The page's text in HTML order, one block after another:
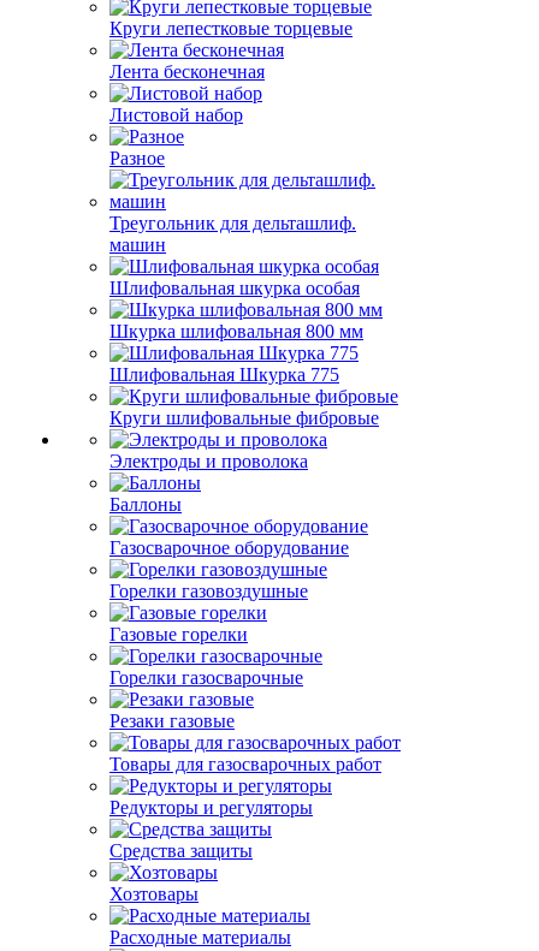
Круги лепестковые торцевые
Лента бесконечная
Листовой набор
Разное
Треугольник для дельташлиф.
машин
Шлифовальная шкурка особая
Шкурка шлифовальная 800 мм
Шлифовальная Шкурка 775
Круги шлифовальные фибровые
Электроды и проволока
Баллоны
Газосварочное оборудование
Горелки газовоздушные
Газовые горелки
Горелки газосварочные
Резаки газовые
Товары для газосварочных работ
Редукторы и регуляторы
Средства защиты
Хозтовары
Расходные материалы